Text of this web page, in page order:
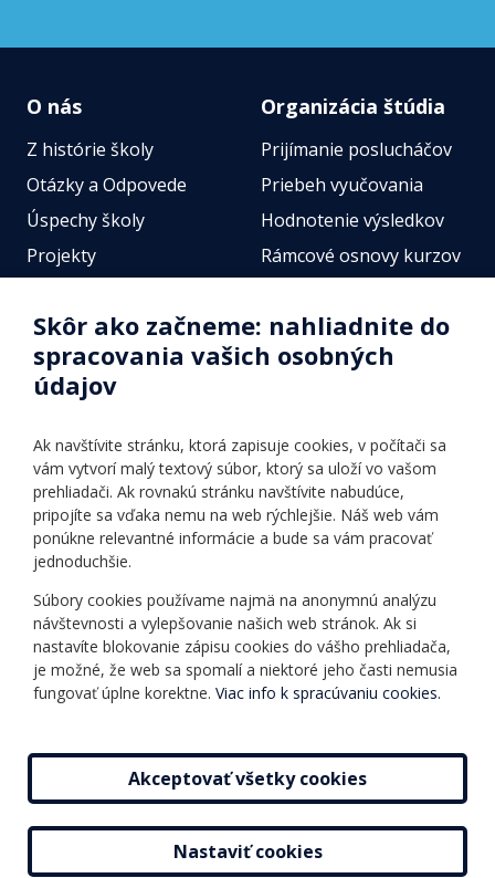
O nás
Z histórie školy
Otázky a Odpovede
Úspechy školy
Projekty
Fotogalérie
Identifikačné údaje školy
Úradné hodiny
Vnútorný poriadok
Organizácia štúdia
Prijímanie poslucháčov
Priebeh vyučovania
Hodnotenie výsledkov
Rámcové osnovy kurzov
Online testy
Ponuka jazykov
Informácie o kurzoch
Online testy
Ako si vybrať a kúpiť
kurz
Príspevky
Rozvrh hodín
Ochrana osobných
údajov
Všeobecné obchodné
podmienky
Skôr ako začneme: nahliadnite do
spracovania vašich osobných
údajov
Ak navštívite stránku, ktorá zapisuje cookies, v počítači sa
vám vytvorí malý textový súbor, ktorý sa uloží vo vašom
prehliadači. Ak rovnakú stránku navštívite nabudúce,
pripojíte sa vďaka nemu na web rýchlejšie. Náš web vám
ponúkne relevantné informácie a bude sa vám pracovať
jednoduchšie.
Súbory cookies používame najmä na anonymnú analýzu
návštevnosti a vylepšovanie našich web stránok. Ak si
nastavíte blokovanie zápisu cookies do vášho prehliadača,
je možné, že web sa spomalí a niektoré jeho časti nemusia
fungovať úplne korektne. Viac info k spracúvaniu cookies.
Akceptovať všetky cookies
Nastaviť cookies